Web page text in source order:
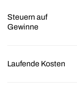
Steuern auf
Gewinne
Laufende Kosten